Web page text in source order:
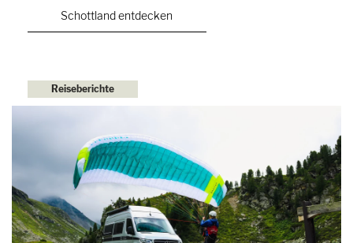
Schottland entdecken
Reiseberichte